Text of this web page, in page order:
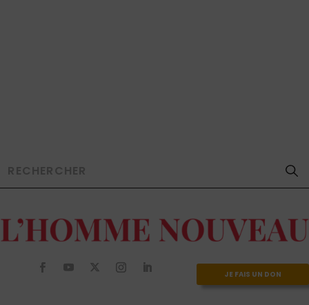
JE FAIS UN DON